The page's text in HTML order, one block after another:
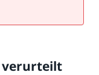
verurteilt